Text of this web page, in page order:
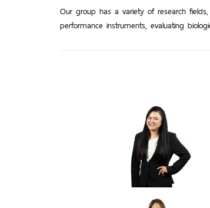
Our group has a variety of research
performance instruments, evaluating